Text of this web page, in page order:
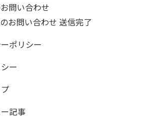
問い合わせ
お問い合わせ 送信完了
ポリシー
ー
記事